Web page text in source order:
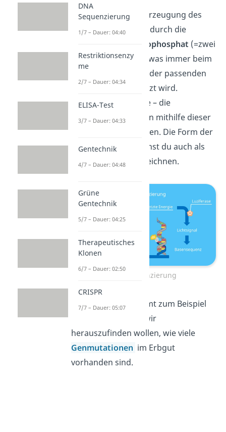
Die Energie für die Erzeugung des
Lichtsignals stammt durch die
Pyrophosphat (=zwei
Phosphatgruppen), was immer beim
korrekten Einbauen der passenden
Nukleotide freigesetzt wird.
Zugegebene Enzyme – die
Luziferasen– können mithilfe dieser
Energie Licht erzeugen. Die Form der
Lichterzeugung kannst du auch als
Biolumineszenz bezeichnen.
Pyrosequenzierung
Das Verfahren kommt zum Beispiel
zum Einsatz, wenn wir
herauszufinden wollen, wie viele
Genmutationen im Erbgut
vorhanden sind.
DNA
Sequenzierung
1/7 – Dauer: 04:40
Restriktionsenzy
me
2/7 – Dauer: 04:34
ELISA-Test
3/7 – Dauer: 04:33
Gentechnik
4/7 – Dauer: 04:48
Grüne
Gentechnik
5/7 – Dauer: 04:25
Therapeutisches
Klonen
6/7 – Dauer: 02:50
CRISPR
7/7 – Dauer: 05:07